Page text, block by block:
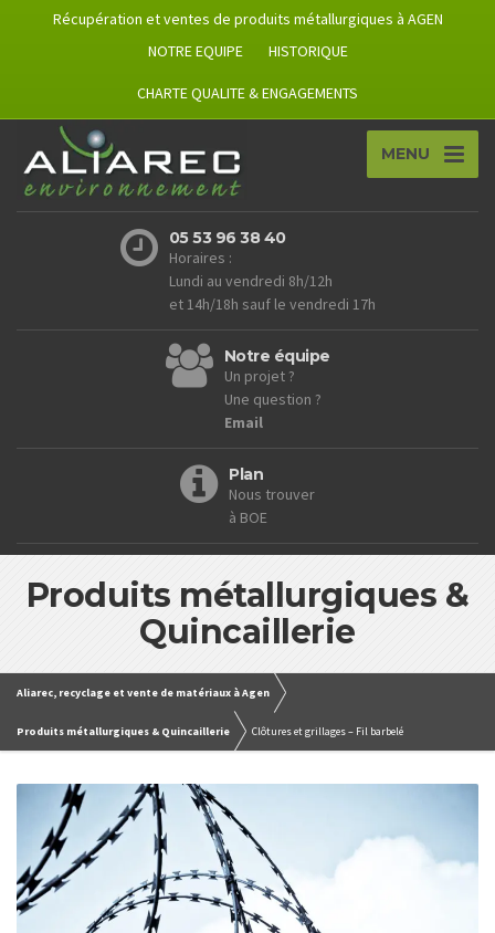
Récupération et ventes de produits métallurgiques à AGEN
NOTRE EQUIPE
HISTORIQUE
CHARTE QUALITE & ENGAGEMENTS
MENU
05 53 96 38 40
Horaires :
Lundi au vendredi 8h/12h
et 14h/18h sauf le vendredi 17h
Notre équipe
Un projet ?
Une question ?
Email
Plan
Nous trouver
à BOE
Produits métallurgiques &
Quincaillerie
Aliarec, recyclage et vente de matériaux à Agen
Produits métallurgiques & Quincaillerie Clôtures et grillages – Fil barbelé